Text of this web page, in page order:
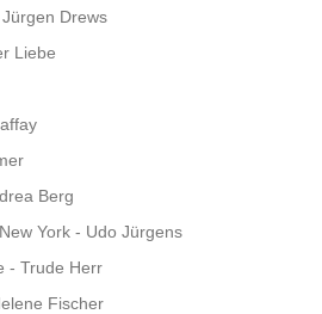
Drews
Liebe
Berg
York - Udo Jürgens
- Trude Herr
Fischer